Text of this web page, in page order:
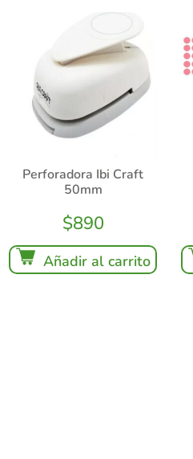
Perforadora Ibi Craft
50mm
$890
Añadir al carrito